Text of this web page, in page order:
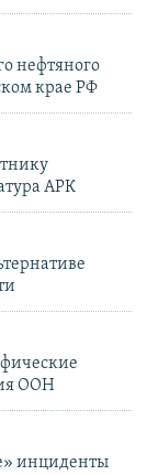
нефтяного
крае РФ
АРК
ООН
инциденты